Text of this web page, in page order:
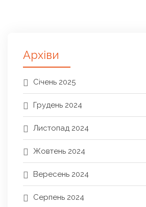
Архіви
Січень 2025
Грудень 2024
Листопад 2024
Жовтень 2024
Вересень 2024
Серпень 2024